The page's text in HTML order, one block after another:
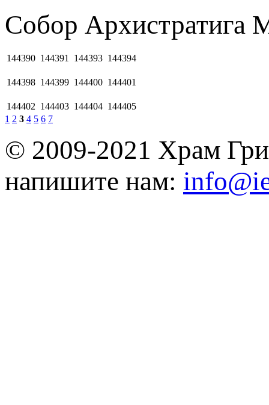
Собор Архистратига
144390 144391 144393 144394
144398 144399 144400 144401
144402 144403 144404 144405
1 2 3 4 5 6 7
© 2009-2021 Храм
напишите нам: